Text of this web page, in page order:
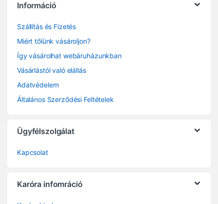
Információ
Szállítás és Fizetés
Miért tőlünk vásároljon?
Így vásárolhat webáruházunkban
Vásárlástól való elállás
Adatvédelem
Általános Szerződési Feltételek
Ügyfélszolgálat
Kapcsolat
Karóra infomráció